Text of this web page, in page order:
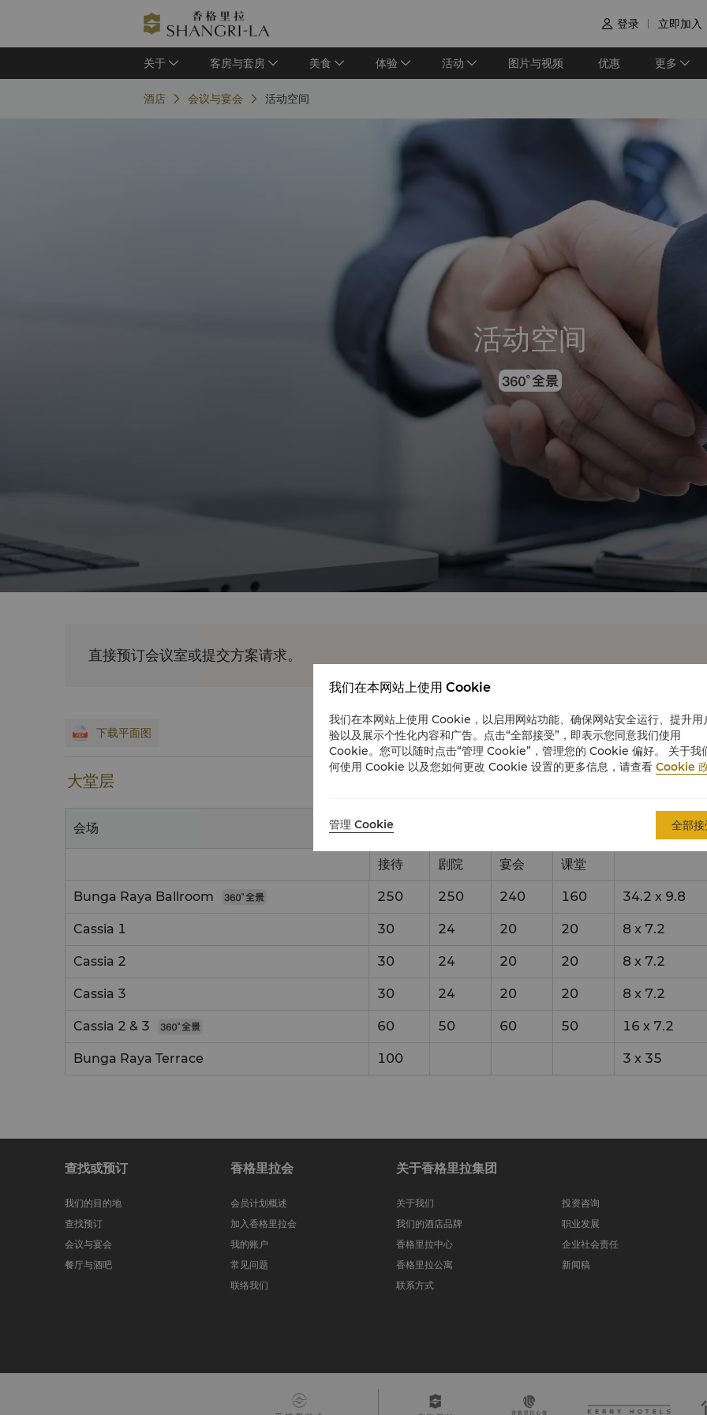
 登录 立即加入
关于 客房与套房 美食 体验 活动 图片与视频 优惠 更多
酒店 会议与宴会 活动空间
活动空间
直接预订会议室或提交方案请求。
下载平面图
大堂层
会场 容量和设置样式 尺寸（米）
接待 剧院 宴会 课堂
Bunga Raya Ballroom 250 250 240 160 34.2 x 9.8
Cassia 1 30 24 20 20 8 x 7.2
Cassia 2 30 24 20 20 8 x 7.2
Cassia 3 30 24 20 20 8 x 7.2
Cassia 2 & 3 60 50 60 50 16 x 7.2
Bunga Raya Terrace 100 3 x 35
查找或预订
我们的目的地
查找预订
会议与宴会
餐厅与酒吧
香格里拉会
会员计划概述
加入香格里拉会
我的账户
常见问题
联络我们
关于香格里拉集团
关于我们
我们的酒店品牌
香格里拉中心
香格里拉公寓
联系方式
投资咨询
职业发展
企业社会责任
新闻稿
我们在本网站上使用 Cookie
我们在本网站上使用 Cookie，以启用网站功能、确保网站安全运行、提升用
验以及展示个性化内容和广告。点击“全部接受”，即表示您同意我们使用
Cookie。您可以随时点击“管理 Cookie”，管理您的 Cookie 偏好。 关于我
何使用 Cookie 以及您如何更改 Cookie 设置的更多信息，请查看 Cookie
管理 Cookie 全部接